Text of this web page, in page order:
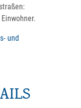
und